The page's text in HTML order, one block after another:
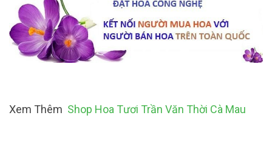
Xem Thêm Shop Hoa Tươi Trần Văn Thời Cà Mau